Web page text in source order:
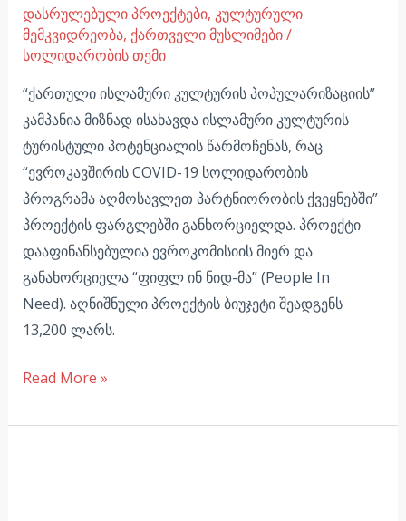
დასრულებული პროექტები, კულტურული
მემკვიდრეობა, ქართველი მუსლიმები/
სოლიდარობის თემი
“ქართული ისლამური კულტურის პოპულარიზაციის”
კამპანია მიზნად ისახავდა ისლამური კულტურის
ტურისტული პოტენციალის წარმოჩენას, რაც
“ევროკავშირის COVID-19 სოლიდარობის
პროგრამა აღმოსავლეთ პარტნიორობის ქვეყნებში”
პროექტის ფარგლებში განხორციელდა. პროექტი
დააფინანსებულია ევროკომისიის მიერ და
განახორციელა “ფიფლ ინ ნიდ-მა” (People In
Need). აღნიშნული პროექტის ბიუჯეტი შეადგენს
13,200 ლარს.
Read More »